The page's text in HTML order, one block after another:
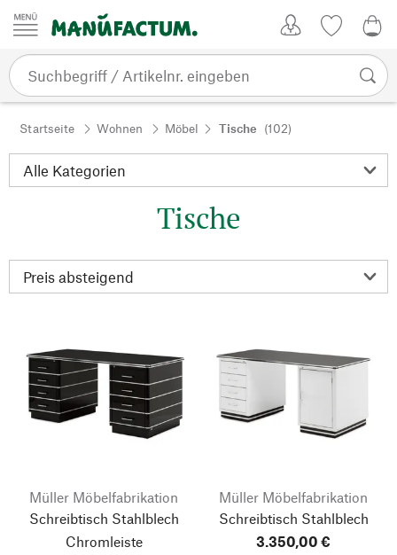
Zum Inhalt springen
Startseite Wohnen Möbel Tische (102)
Tische
Müller Möbelfabrikation
Schreibtisch Stahlblech
Chromleiste
Müller Möbelfabrikation
Schreibtisch Stahlblech
3.350,00 €